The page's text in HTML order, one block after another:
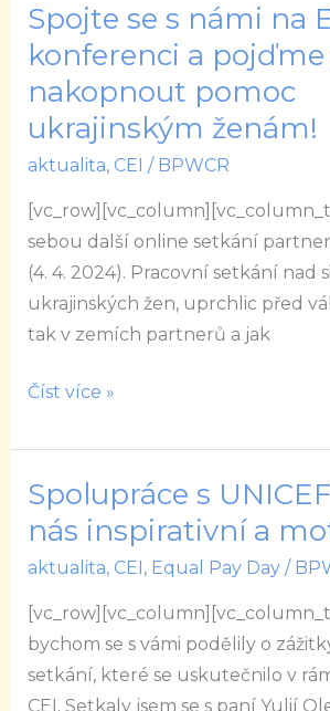
procesu
Spojte se s námi na
konferenci a
nakopnout pomoc
ukrajinským ženám!
aktualita, CEI / BPWCR
sebou další online setkání
(4. 4. 2024). Pracovní setkání nad
ukrajinských žen, uprchlic před
tak v zemích partnerů a jak
Spojte
se
námi
na
EPD
konferenci
pojďme
společně
nakopnout
ukrajinským
Číst více »
Spolupráce s
nás inspirativní a
aktualita, CEI , Equal Pay Day/
bychom se s vámi podělily o
setkání, které se uskutečnilo v
CEI. Setkaly jsem se s paní Yulií
Spolupráce
s
pro
nás
inspirativní